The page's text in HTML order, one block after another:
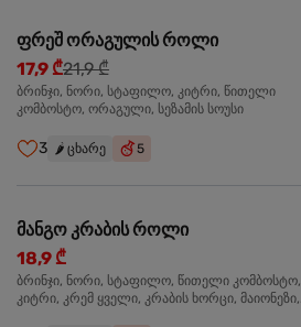
ფრეშ ორაგულის როლი
17,9 ₾21,9 ₾
ბრინჯი, ნორი, სტაფილო, კიტრი, წითელი
კომბოსტო, ორაგული, სეზამის სოუსი
3 🌶️ ცხარე 5
მანგო კრაბის როლი
18,9 ₾
ბრინჯი, ნორი, სტაფილო, წითელი კომბოსტო,
კიტრი, კრემ ყველი, კრაბის ხორცი, მაიონეზი,